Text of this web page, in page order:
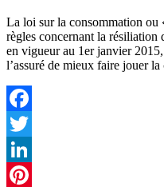
La loi sur la consommation
règles concernant la résiliation
en vigueur au 1er janvier
l’assuré de mieux faire jouer la
Facebook
Twitter
LinkedIn